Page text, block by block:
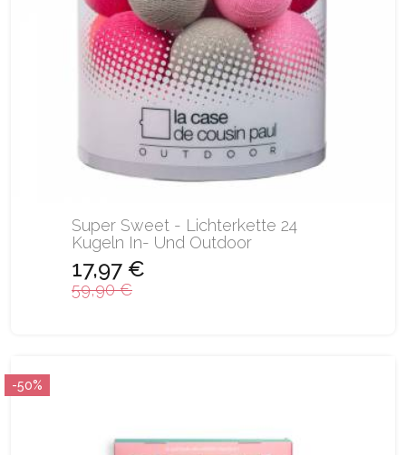
Super Sweet - Lichterkette 24
Kugeln In- Und Outdoor
17,97 €
59,90 €
-50%